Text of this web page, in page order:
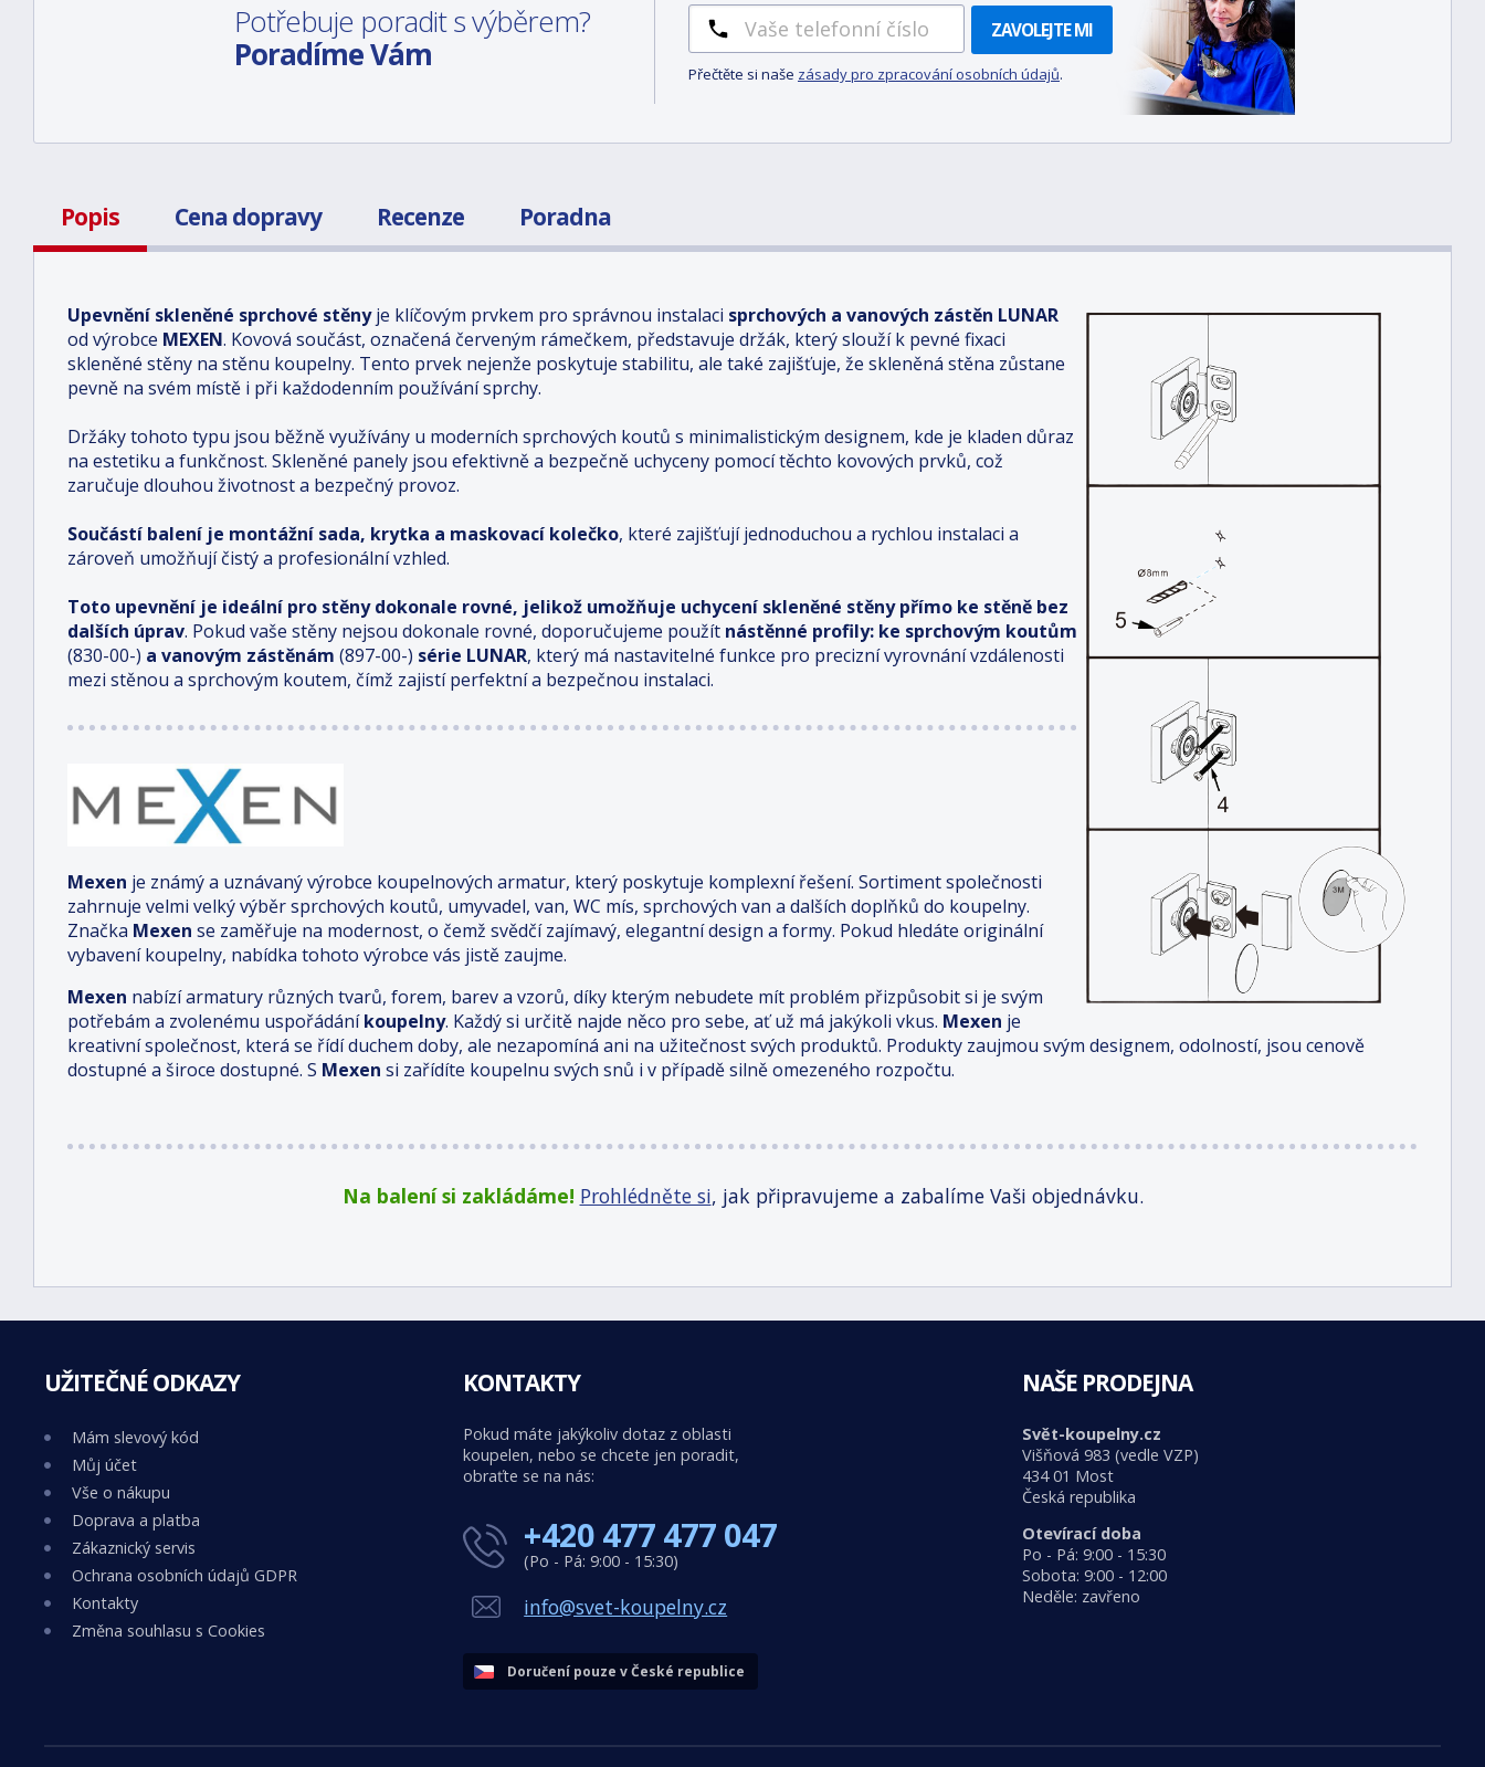
Potřebuje poradit s výběrem?
Poradíme Vám
ZAVOLEJTE MI
Přečtěte si naše zásady pro zpracování osobních údajů.
Popis Cena dopravy Recenze Poradna
Upevnění skleněné sprchové stěnyje klíčovým prvkem pro správnou instalaci sprchových a vanových zástěn LUNAR
od výrobce MEXEN. Kovová součást, označená červeným rámečkem, představuje držák, který slouží k pevné fixaci
skleněné stěny na stěnu koupelny. Tento prvek nejenže poskytuje stabilitu, ale také zajišťuje, že skleněná stěna zůstane
pevně na svém místě i při každodenním používání sprchy.
Držáky tohoto typu jsou běžně využívány u moderních sprchových koutů s minimalistickým designem, kde je kladen důraz
na estetiku a funkčnost. Skleněné panely jsou efektivně a bezpečně uchyceny pomocí těchto kovových prvků, což
zaručuje dlouhou životnost a bezpečný provoz.
Součástí balení je montážní sada, krytka a maskovací kolečko, které zajišťují jednoduchou a rychlou instalaci a
zároveň umožňují čistý a profesionální vzhled.
Toto upevnění je ideální pro stěny dokonale rovné, jelikož umožňuje uchycení skleněné stěny přímo ke stěně bez
dalších úprav. Pokud vaše stěny nejsou dokonale rovné, doporučujeme použít nástěnné profily: ke sprchovým koutům
(830-00-) a vanovým zástěnám (897-00-) série LUNAR, který má nastavitelné funkce pro precizní vyrovnání vzdálenosti
mezi stěnou a sprchovým koutem, čímž zajistí perfektní a bezpečnou instalaci.
Mexen je známý a uznávaný výrobce koupelnových armatur, který poskytuje komplexní řešení. Sortiment společnosti
zahrnuje velmi velký výběr sprchových koutů, umyvadel, van, WC mís, sprchových van a dalších doplňků do koupelny.
Značka Mexen se zaměřuje na modernost, o čemž svědčí zajímavý, elegantní design a formy. Pokud hledáte originální
vybavení koupelny, nabídka tohoto výrobce vás jistě zaujme.
Mexen nabízí armatury různých tvarů, forem, barev a vzorů, díky kterým nebudete mít problém přizpůsobit si je svým
potřebám a zvolenému uspořádání koupelny. Každý si určitě najde něco pro sebe, ať už má jakýkoli vkus. Mexen je
kreativní společnost, která se řídí duchem doby, ale nezapomíná ani na užitečnost svých produktů. Produkty zaujmou svým designem, odolností, jsou cenově
dostupné a široce dostupné. S Mexen si zařídíte koupelnu svých snů i v případě silně omezeného rozpočtu.
Na balení si zakládáme! Prohlédněte si, jak připravujeme a zabalíme Vaši objednávku.
UŽITEČNÉ ODKAZY
Mám slevový kód
Můj účet
Vše o nákupu
Doprava a platba
Zákaznický servis
Ochrana osobních údajů GDPR
Kontakty
Změna souhlasu s Cookies
KONTAKTY
Pokud máte jakýkoliv dotaz z oblasti
koupelen, nebo se chcete jen poradit,
obraťte se na nás:
+420 477 477 047
(Po - Pá: 9:00 - 15:30)
info@svet-koupelny.cz
Doručení pouze v České republice
NAŠE PRODEJNA
Svět-koupelny.cz
Višňová 983 (vedle VZP)
434 01 Most
Česká republika
Otevírací doba
Po - Pá: 9:00 - 15:30
Sobota: 9:00 - 12:00
Neděle: zavřeno